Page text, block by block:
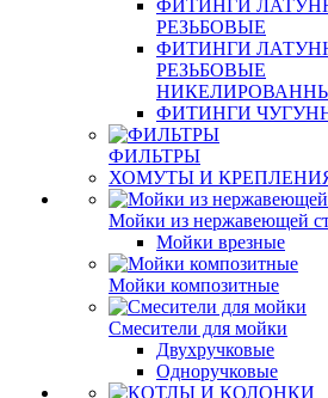
ФИТИНГИ
РЕЗЬБОВЫЕ
ФИТИНГИ
РЕЗЬБОВЫЕ
ФИТИНГИ
ФИЛЬТРЫ
ХОМУТЫ И
Мойки из нержавеющей
Мойки врезные
Мойки композитные
Смесители для мойки
Двухручковые
Одноручковые